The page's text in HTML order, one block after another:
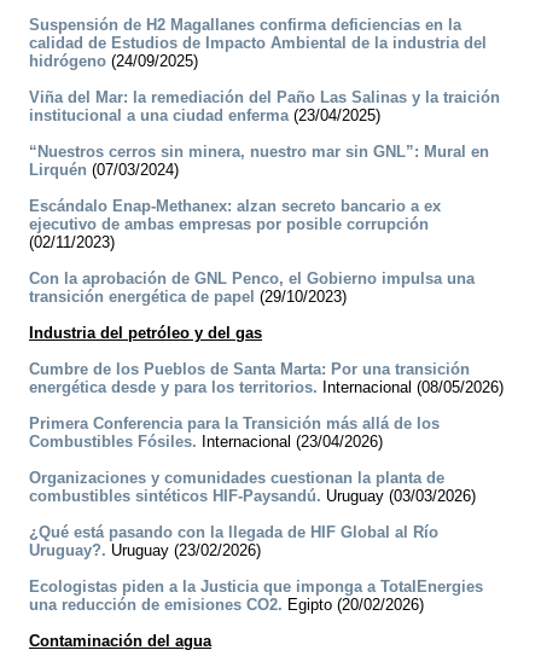
Suspensión de H2 Magallanes confirma deficiencias en la
calidad de Estudios de Impacto Ambiental de la industria del
hidrógeno (24/09/2025)
Viña del Mar: la remediación del Paño Las Salinas y la traición
institucional a una ciudad enferma(23/04/2025)
“Nuestros cerros sin minera, nuestro mar sin GNL”: Mural en
Lirquén (07/03/2024)
Escándalo Enap-Methanex: alzan secreto bancario a ex
ejecutivo de ambas empresas por posible corrupción
(02/11/2023)
Con la aprobación de GNL Penco, el Gobierno impulsa una
transición energética de papel (29/10/2023)
Industria del petróleo y del gas
Cumbre de los Pueblos de Santa Marta: Por una transición
energética desde y para los territorios. Internacional (08/05/2026)
Primera Conferencia para la Transición más allá de los
Combustibles Fósiles. Internacional (23/04/2026)
Organizaciones y comunidades cuestionan la planta de
combustibles sintéticos HIF-Paysandú. Uruguay (03/03/2026)
¿Qué está pasando con la llegada de HIF Global al Río
Uruguay?. Uruguay (23/02/2026)
Ecologistas piden a la Justicia que imponga a TotalEnergies
una reducción de emisiones CO2. Egipto (20/02/2026)
Contaminación del agua